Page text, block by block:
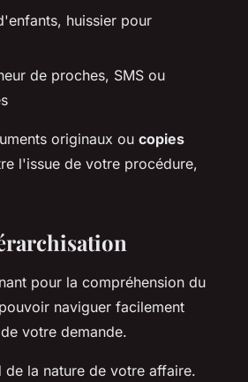
huissier pour
de proches, SMS ou
originaux ou copies
l'issue de votre procédure,
pour la compréhension du
naviguer facilement
votre demande.
de la nature de votre affaire.